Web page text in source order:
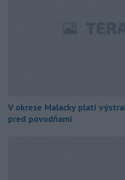
V okrese Malacky platí
pred povodňami